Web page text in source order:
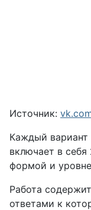
Источник:
Каждый вариант
включает в
формой и
Работа
ответами к